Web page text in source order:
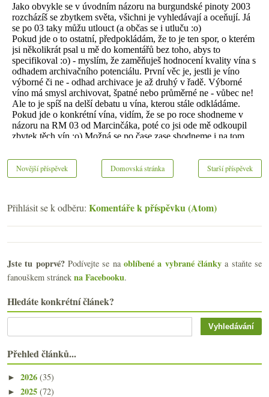
Novější příspěvek Starší příspěvek
Domovská stránka
Přihlásit se k odběru: Komentáře k příspěvku (Atom)
Jste tu poprvé?Podívejte se naoblíbené a vybrané články a staňte se
fanouškem stránek na Facebooku.
Hledáte konkrétní článek?
Přehled článků...
► 2026 (35)
► 2025 (72)